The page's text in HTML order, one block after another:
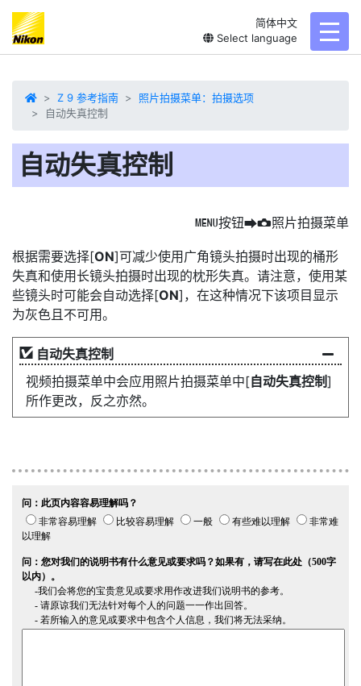
简体中文
Select language
Z 9 参考指南
照片拍摄菜单：拍摄选项
自动失真控制
自动失真控制
G按钮UC照片拍摄菜单
根据需要选择[ON]可减少使用广角镜头拍摄时出现的桶形
失真和使用长镜头拍摄时出现的枕形失真。请注意，使用某
些镜头时可能会自动选择[ON]，在这种情况下该项目显示
为灰色且不可用。
自动失真控制
视频拍摄菜单中会应用照片拍摄菜单中[自动失真控制]
所作更改，反之亦然。